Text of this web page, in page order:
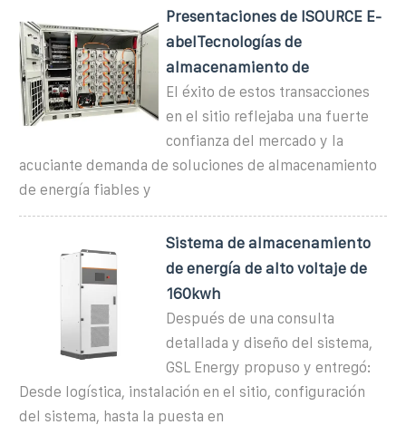
Presentaciones de ISOURCE E-
abelTecnologías de
almacenamiento de
El éxito de estos transacciones
en el sitio reflejaba una fuerte
confianza del mercado y la
acuciante demanda de soluciones de almacenamiento
de energía fiables y
Sistema de almacenamiento
de energía de alto voltaje de
160kwh
Después de una consulta
detallada y diseño del sistema,
GSL Energy propuso y entregó:
Desde logística, instalación en el sitio, configuración
del sistema, hasta la puesta en